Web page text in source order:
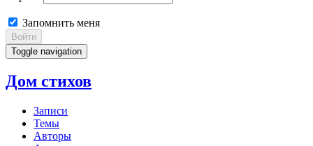
Запомнить меня
Войти
Toggle navigation
Дом стихов
Записи
Темы
Авторы